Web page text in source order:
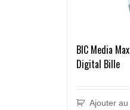
BIC Media
Digital Bille
Ajouter au